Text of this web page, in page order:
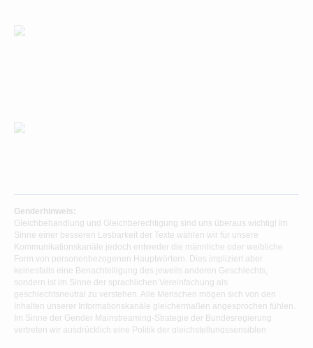
Genderhinweis:
Gleichbehandlung und Gleichberechtigung sind uns überaus wichtig! Im
Sinne einer besseren Lesbarkeit der Texte wählen wir für unsere
Kommunikationskanäle jedoch entweder die männliche oder weibliche
Form von personenbezogenen Hauptwörtern. Dies impliziert aber
keinesfalls eine Benachteiligung des jeweils anderen Geschlechts,
sondern ist im Sinne der sprachlichen Vereinfachung als
geschlechtsneutral zu verstehen. Alle Menschen mögen sich von den
Inhalten unserer Informationskanäle gleichermaßen angesprochen fühlen.
Im Sinne der Gender Mainstreaming-Strategie der Bundesregierung
vertreten wir ausdrücklich eine Politik der gleichstellungssensiblen